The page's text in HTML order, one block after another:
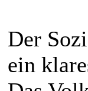
Der
ein